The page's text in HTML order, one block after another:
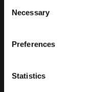
Selection
Necessary
Preferences
Statistics